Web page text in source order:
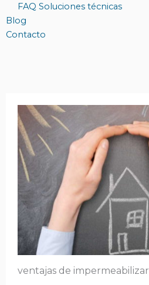
FAQ Soluciones técnicas
Blog
Contacto
ventajas de impermeabilizar